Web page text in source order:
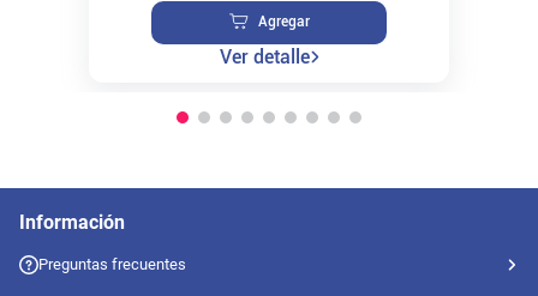
Agregar
Ver detalle
Información
Preguntas frecuentes